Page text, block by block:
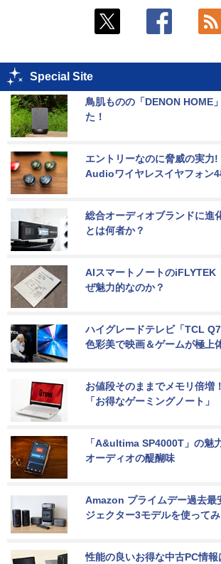
Special Site
鳥肌ものの「DENON HOME
た！
エントリーなのに脅威の実
Audioワイヤレスイヤフォン4
総合オーディオブランドに進
とは何者か？
AIスマートノートのiFLYTEK
ぜ魅力的なのか？
ハイグレードテレビ「TCL
色彩美で映画＆ゲームが極上
お値段そのままでメモリ倍増
「お得なゲーミングノート」
「A&ultima SP4000T」の魅
オーディオの醍醐味
Amazon プライムデー過去最
ジェクター3モデルを使って
性能の良いお得な中古PC情